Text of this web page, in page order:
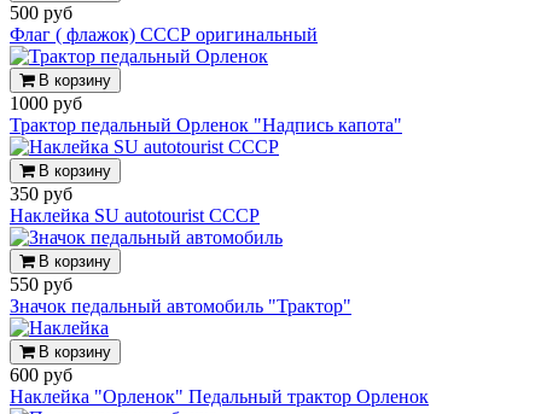
500 руб
Флаг ( флажок) СССР оригинальный
В корзину
1000 руб
Трактор педальный Орленок "Надпись капота"
В корзину
350 руб
Наклейка SU autotourist СССР
В корзину
550 руб
Значок педальный автомобиль "Трактор"
В корзину
600 руб
Наклейка "Орленок" Педальный трактор Орленок